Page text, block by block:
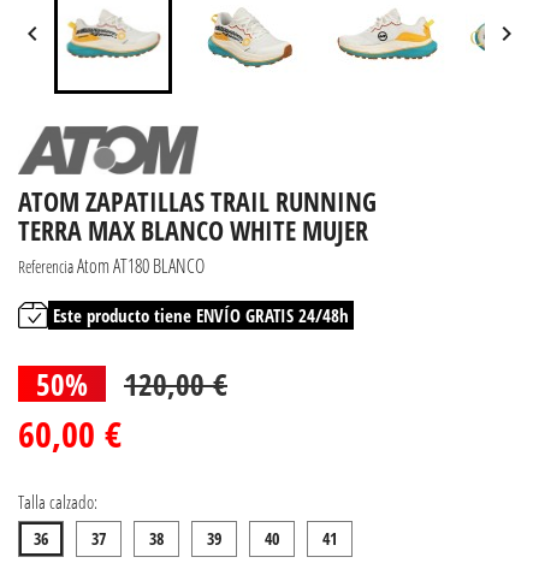
 
ATOM ZAPATILLAS TRAIL RUNNING
TERRA MAX BLANCO WHITE MUJER
ReferenciaAtom AT180 BLANCO
Este producto tiene ENVÍO GRATIS 24/48h
50% 120,00 €
60,00 €
Talla calzado:
36 37 38 39 40 41